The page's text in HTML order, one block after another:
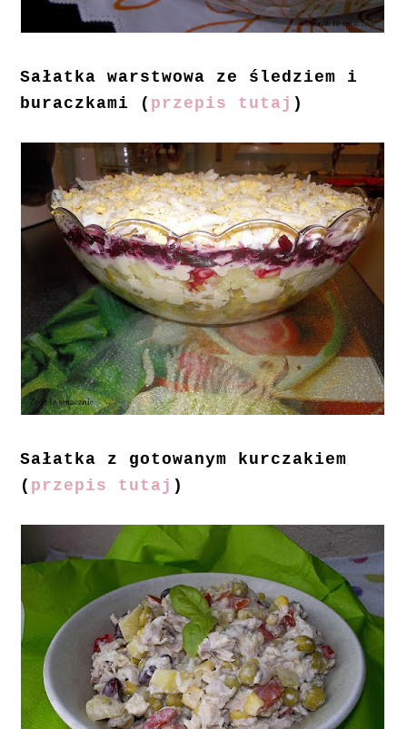
Sałatka warstwowa ze śledziem i
buraczkami ( przepis tutaj )
Sałatka z gotowanym kurczakiem
( przepis tutaj )